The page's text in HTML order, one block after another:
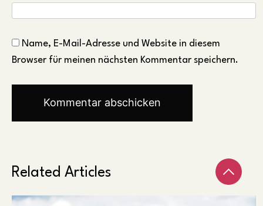
Name, E-Mail-Adresse und Website in diesem
Browser für meinen nächsten Kommentar speichern.
Related Articles